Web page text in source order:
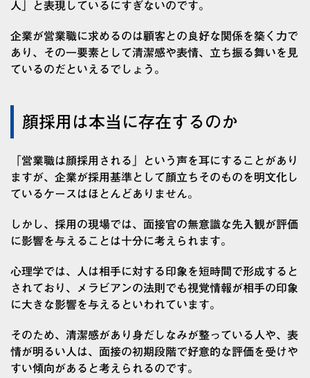
人」と表現しているにすぎないのです。
企業が営業職に求めるのは顧客との良好な関係を築く力で
あり、その一要素として清潔感や表情、立ち振る舞いを見
ているのだといえるでしょう。
顔採用は本当に存在するのか
「営業職は顔採用される」という声を耳にすることがあり
ますが、企業が採用基準として顔立ちそのものを明文化し
ているケースはほとんどありません。
しかし、採用の現場では、面接官の無意識な先入観が評価
に影響を与えることは十分に考えられます。
心理学では、人は相手に対する印象を短時間で形成すると
されており、メラビアンの法則でも視覚情報が相手の印象
に大きな影響を与えるといわれています。
そのため、清潔感があり身だしなみが整っている人や、表
情が明るい人は、面接の初期段階で好意的な評価を受けや
すい傾向があると考えられるのです。